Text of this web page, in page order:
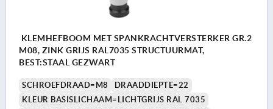
KLEMHEFBOOM MET SPANKRACHTVERSTERKER GR.2
M08, ZINK GRIJS RAL7035 STRUCTUURMAT,
BEST:STAAL GEZWART
SCHROEFDRAAD=M8
DRAADDIEPTE=22
KLEUR BASISLICHAAM=LICHTGRIJS RAL 7035